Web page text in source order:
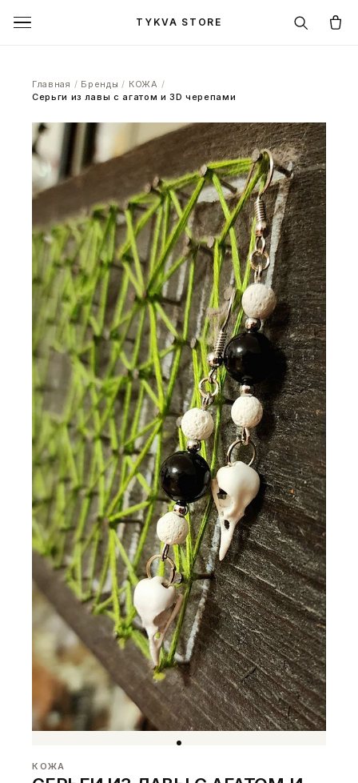
TYKVA STORE
Главная / Бренды / КОЖА /
Серьги из лавы с агатом и 3D черепами
КОЖА